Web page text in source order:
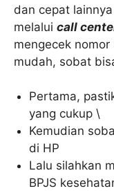
dan cepat
melalui call
mengecek nomor
mudah, sobat
Pertama,
yang cukup \
Kemudian
di HP
Lalu silahkan
BPJS